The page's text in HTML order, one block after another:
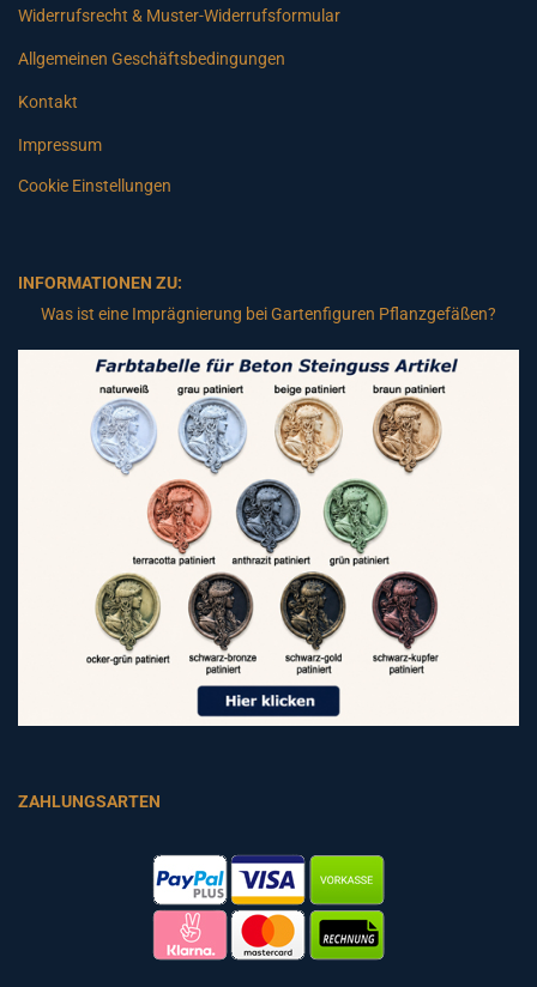
Widerrufsrecht & Muster-Widerrufsformular
Allgemeinen Geschäftsbedingungen
Kontakt
Impressum
Cookie Einstellungen
INFORMATIONEN ZU:
Was ist eine Imprägnierung bei Gartenfiguren Pflanzgefäßen?
ZAHLUNGSARTEN